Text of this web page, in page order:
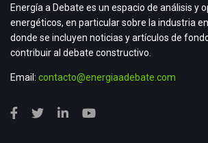
Energía a Debate es un espacio de análisis y
energéticos, en particular sobre la industria
donde se incluyen noticias y artículos de
contribuir al debate constructivo.
Email: contacto@energiaadebate.com